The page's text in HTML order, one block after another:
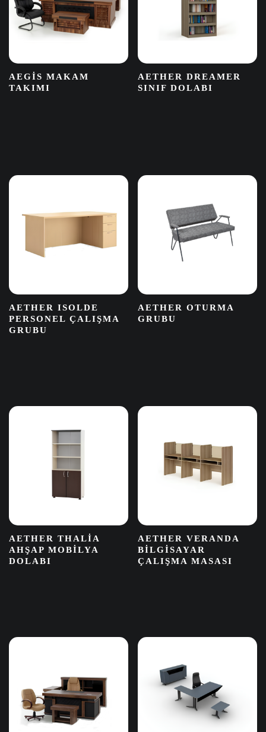
AEGIS MAKAM
TAKIMI
AETHER DREAMER
SINIF DOLABI
AETHER ISOLDE
PERSONEL ÇALIŞMA
GRUBU
AETHER OTURMA
GRUBU
AETHER THALIA
AHŞAP MOBILYA
DOLABI
AETHER VERANDA
BILGISAYAR
ÇALIŞMA MASASI